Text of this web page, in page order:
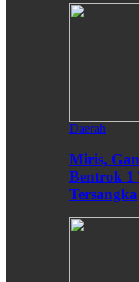
Daerah
Miris,
Bentrok 1
Tersangka